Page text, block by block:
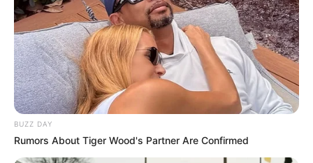
BUZZ DAY
Rumors About Tiger Wood's Partner Are Confirmed